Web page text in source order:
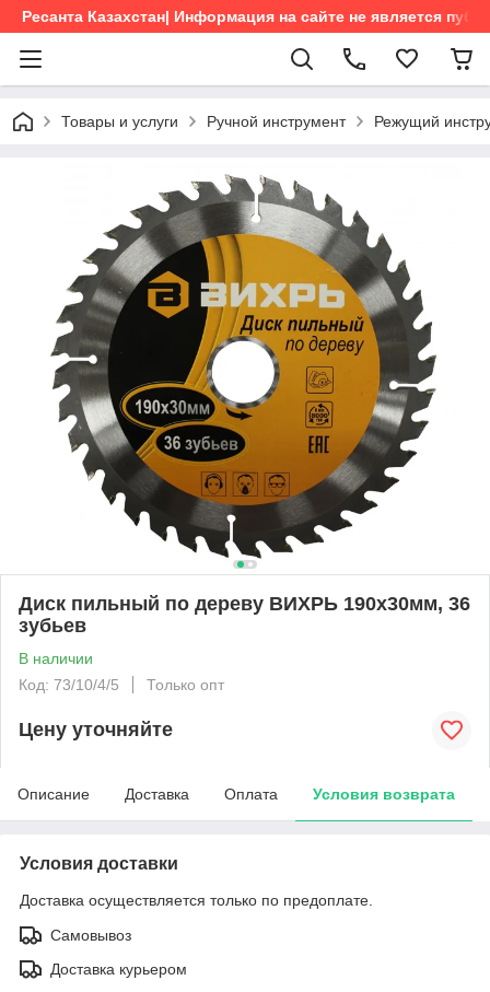
Ресанта Казахстан| Информация на сайте не является
Товары и услуги Ручной инструмент Режущий
Диск пильный по дереву ВИХРЬ 190х30мм, 36
зубьев
В наличии
Код: 73/10/4/5
Только опт
Цену уточняйте
Описание Доставка Оплата Условия возврата
Условия доставки
Доставка осуществляется только по предоплате.
Самовывоз
Доставка курьером